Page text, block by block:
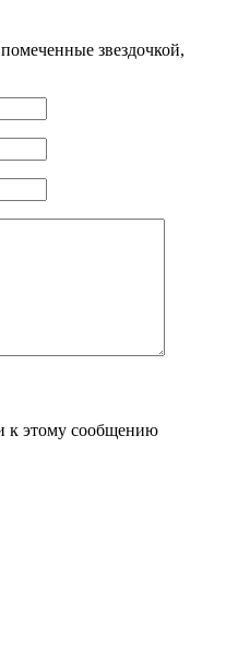
звездочкой,
к этому сообщению